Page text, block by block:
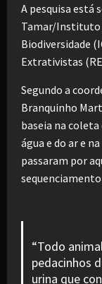
A pesquisa está
Tamar/Instituto
Biodiversidade
Extrativistas
Segundo a
Branquinho
baseia na
água e do ar e
passaram por
“Todo
pedacinhos
urina que